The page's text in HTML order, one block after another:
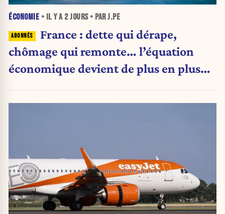
ÉCONOMIE • IL Y A 2 JOURS• PAR J.PE
France : dette qui dérape,
chômage qui remonte… l’équation
économique devient de plus en plus